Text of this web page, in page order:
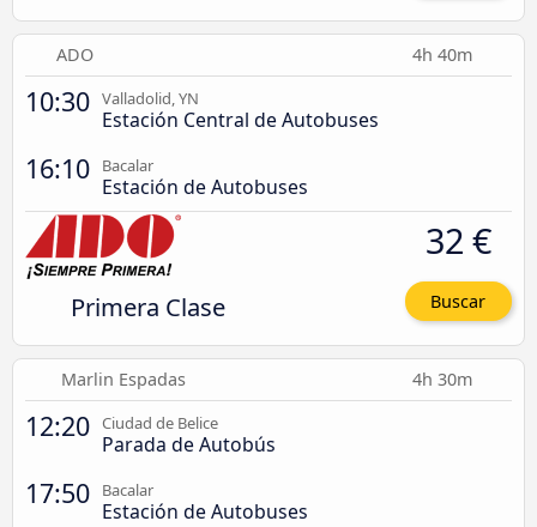
ADO 4h 40m
10:30 Valladolid, YN
Estación Central de Autobuses
16:10 Bacalar
Estación de Autobuses
Primera Clase
32 €
Buscar
Marlin Espadas 4h 30m
12:20 Ciudad de Belice
Parada de Autobús
17:50 Bacalar
Estación de Autobuses